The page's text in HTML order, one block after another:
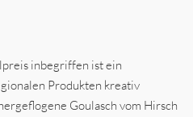
inbegriffen ist ein
Produkten kreativ
Goulasch vom Hirsch